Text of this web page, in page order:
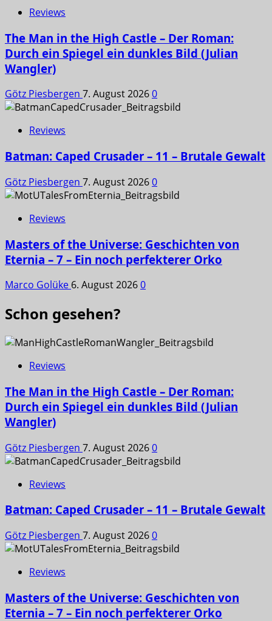
Reviews
The Man in the High Castle – Der Roman:
Durch ein Spiegel ein dunkles Bild (Julian
Wangler)
Götz Piesbergen 7. August 20260
Reviews
Batman: Caped Crusader – 11 – Brutale Gewalt
Götz Piesbergen 7. August 20260
Reviews
Masters of the Universe: Geschichten von
Eternia – 7 – Ein noch perfekterer Orko
Marco Golüke 6. August 20260
Schon gesehen?
Reviews
The Man in the High Castle – Der Roman:
Durch ein Spiegel ein dunkles Bild (Julian
Wangler)
Götz Piesbergen 7. August 20260
Reviews
Batman: Caped Crusader – 11 – Brutale Gewalt
Götz Piesbergen 7. August 20260
Reviews
Masters of the Universe: Geschichten von
Eternia – 7 – Ein noch perfekterer Orko